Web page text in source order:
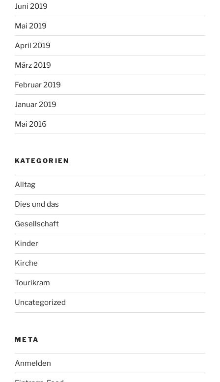
Juni 2019
Mai 2019
April 2019
März 2019
Februar 2019
Januar 2019
Mai 2016
KATEGORIEN
Alltag
Dies und das
Gesellschaft
Kinder
Kirche
Tourikram
Uncategorized
META
Anmelden